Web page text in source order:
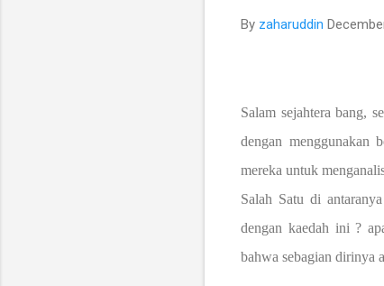
By zaharuddin
Salam sejahtera bang,
dengan menggunakan
mereka untuk
Salah Satu di
dengan kaedah ini ?
bahwa sebagian dirinya